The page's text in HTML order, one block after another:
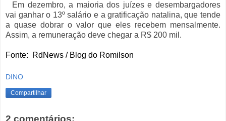
Em dezembro, a maioria dos juízes e desembargadores
vai ganhar o 13º salário e a gratificação natalina, que tende
a quase dobrar o valor que eles recebem mensalmente.
Assim, a remuneração deve chegar a R$ 200 mil.
Fonte: RdNews / Blog do Romilson
DINO
Compartilhar